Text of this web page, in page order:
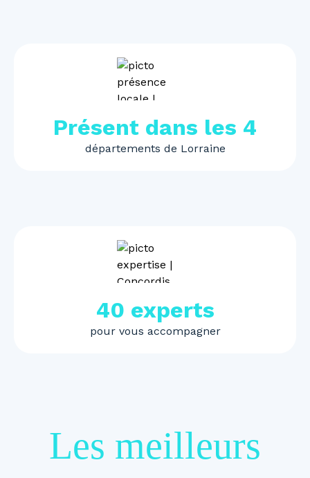
Présent dans les 4
départements de Lorraine
40 experts
pour vous accompagner
Les meilleurs